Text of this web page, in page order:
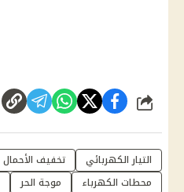
شارك
التيار الكهربائي تخفيف الأحمال
محطات الكهرباء
موجة الحر